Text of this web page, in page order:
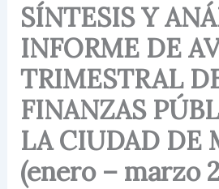
SÍNTESIS Y
INFORME DE
TRIMESTRAL
FINANZAS
LA CIUDAD DE
(enero – marzo